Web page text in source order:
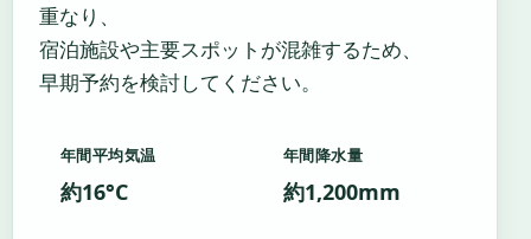
重なり、
宿泊施設や主要スポットが混雑するため、
早期予約を検討してください。
年間平均気温
約16°C
年間降水量
約1,200mm